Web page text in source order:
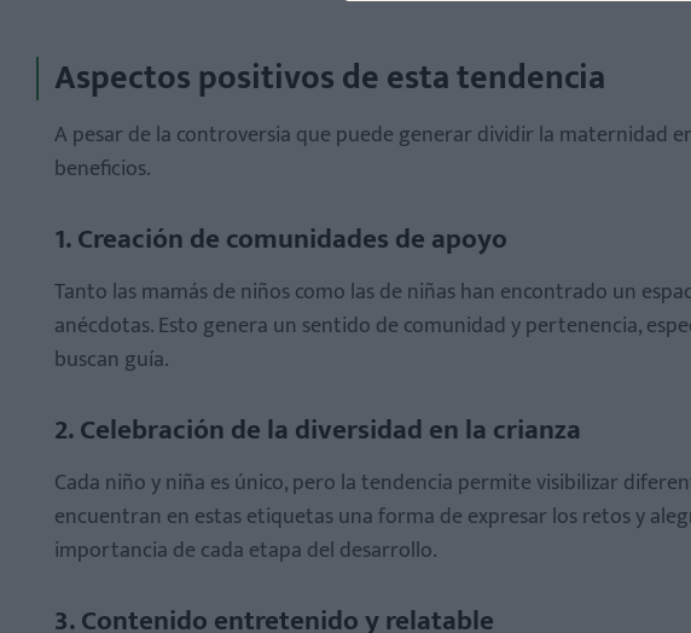
Aspectos positivos de esta tendencia
A pesar de la controversia que puede generar dividir la maternidad
beneficios.
1. Creación de comunidades de apoyo
Tanto las mamás de niños como las de niñas han encontrado un
anécdotas. Esto genera un sentido de comunidad y pertenencia,
buscan guía.
2. Celebración de la diversidad en la crianza
Cada niño y niña es único, pero la tendencia permite visibilizar
encuentran en estas etiquetas una forma de expresar los retos y
importancia de cada etapa del desarrollo.
3. Contenido entretenido y relatable